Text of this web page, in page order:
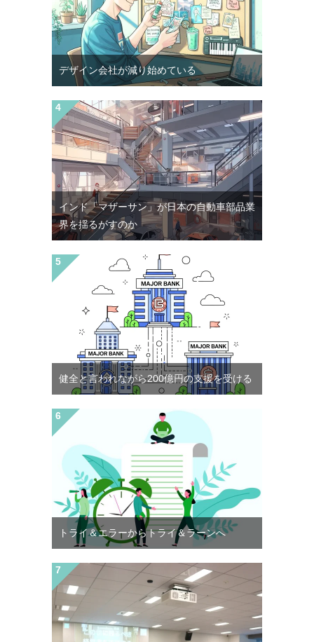
デザイン会社が減り始めている
インド「マザーサン」が日本の自動車部品業
界を揺るがすのか
健全と言われながら200億円の支援を受ける
トライ＆エラーからトライ＆ラーンへ